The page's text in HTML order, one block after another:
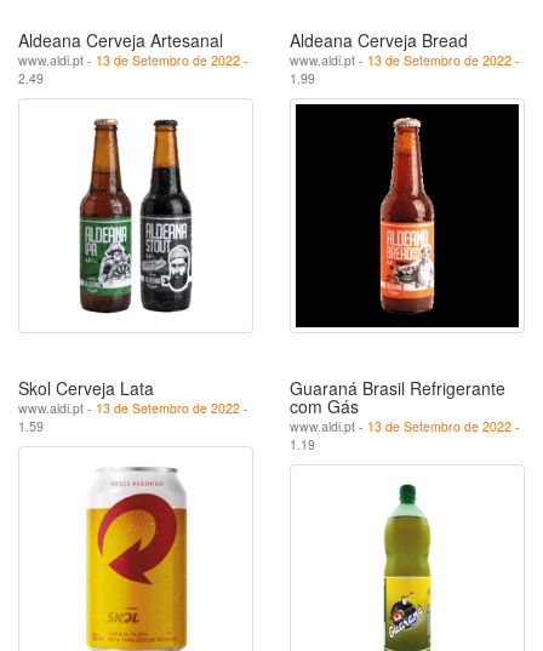
Aldeana Cerveja Artesanal
www.aldi.pt - 13 de Setembro de 2022 -
2.49
Aldeana Cerveja Bread
www.aldi.pt - 13 de Setembro de 2022 -
1.99
Skol Cerveja Lata
www.aldi.pt - 13 de Setembro de 2022 -
1.59
Guaraná Brasil Refrigerante
com Gás
www.aldi.pt - 13 de Setembro de 2022 -
1.19